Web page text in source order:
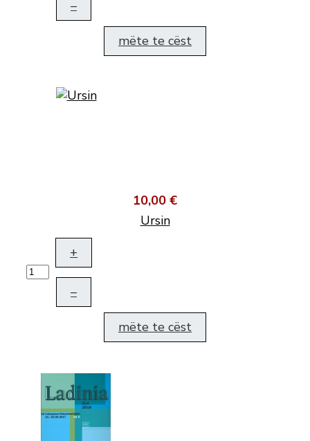
–
mëte te cëst
10,00 €
Ursin
+
–
mëte te cëst